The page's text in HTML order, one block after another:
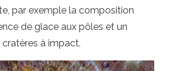
par exemple la composition
de glace aux pôles et un
à impact.